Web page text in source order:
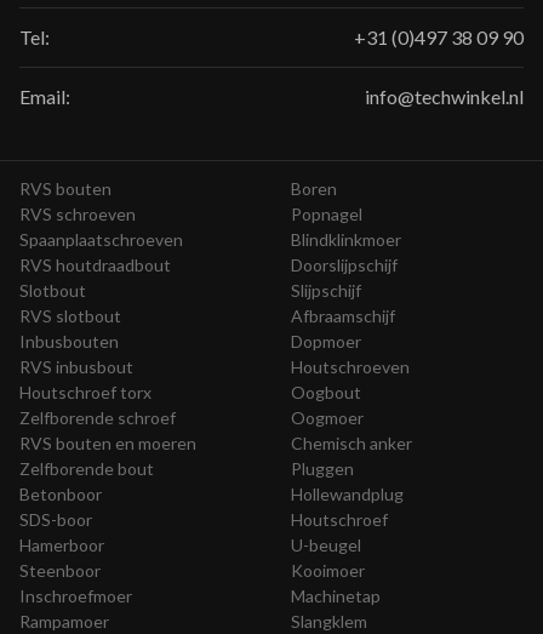
Tel: +31 (0)497 38 09 90
Email: info@techwinkel.nl
RVS bouten
RVS schroeven
Spaanplaatschroeven
RVS houtdraadbout
Slotbout
RVS slotbout
Inbusbouten
RVS inbusbout
Houtschroef torx
Zelfborende schroef
RVS bouten en moeren
Zelfborende bout
Betonboor
SDS-boor
Hamerboor
Steenboor
Boren
Popnagel
Blindklinkmoer
Doorslijpschijf
Slijpschijf
Afbraamschijf
Dopmoer
Houtschroeven
Oogbout
Oogmoer
Chemisch anker
Pluggen
Hollewandplug
Houtschroef
U-beugel
Kooimoer
Inschroefmoer
Rampamoer
Machinetap
Slangklem